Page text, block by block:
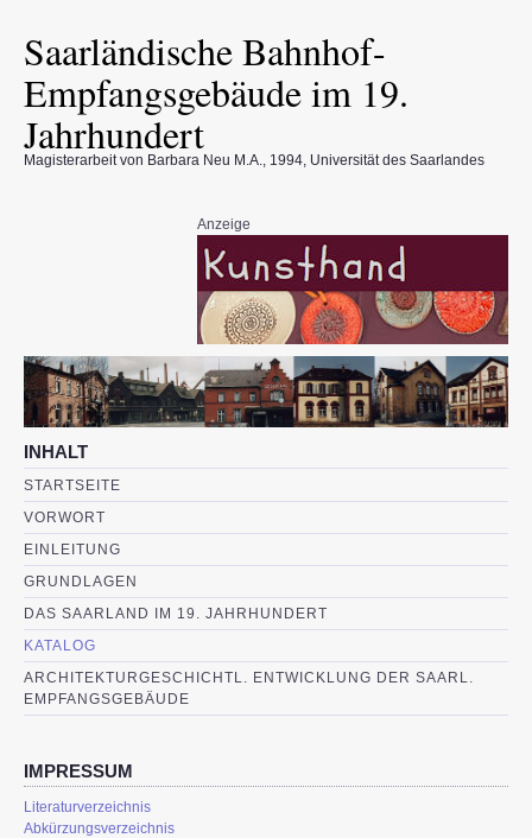
Saarländische Bahnhof-
Empfangsgebäude im 19.
Jahrhundert
Magisterarbeit von Barbara Neu M.A., 1994, Universität des Saarlandes
Anzeige
INHALT
STARTSEITE
VORWORT
EINLEITUNG
GRUNDLAGEN
DAS SAARLAND IM 19. JAHRHUNDERT
KATALOG
ARCHITEKTURGESCHICHTL. ENTWICKLUNG DER SAARL.
EMPFANGSGEBÄUDE
IMPRESSUM
Literaturverzeichnis
Abkürzungsverzeichnis